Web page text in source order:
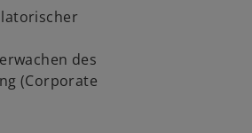
des
(Corporate